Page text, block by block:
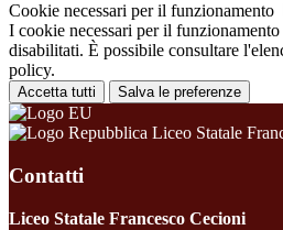
Cookie necessari per il funzionamento
I cookie necessari per il funzionamento
disabilitati. È possibile consultare
policy.
Accetta tutti Salva le preferenze
Liceo Statale
Contatti
Liceo Statale Francesco Cecioni